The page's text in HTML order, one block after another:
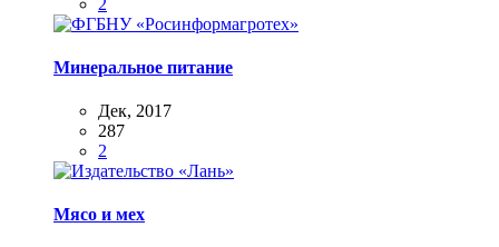
Минеральное питание
Дек, 2017
287
2
Мясо и мех